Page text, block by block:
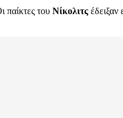
παίκτες του Νίκολιτς